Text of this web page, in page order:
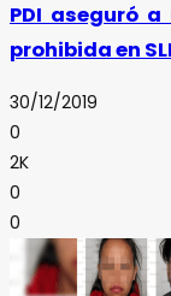
PDI aseguró
prohibida en
30/12/2019
0
2K
0
0